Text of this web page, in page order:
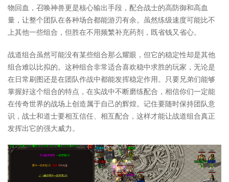
物回血，召唤神兽更是核心输出手段，配合战士的高防御和高血
量，让整个团队在各种场合都能游刃有余。虽然练级速度可能比不
上其他一些组合，但胜在不用频繁补充药剂，既省钱又省心。
战道组合虽然可能没有某些组合那么耀眼，但它的稳定性却是其他
组合难以比拟的。这种组合非常适合喜欢稳中求胜的玩家，无论是
在日常刷图还是在团队作战中都能发挥稳定作用。只要兄弟们能够
掌握好这个组合的特点，在实战中不断磨练配合，相信你们一定能
在传奇世界的战场上创造属于自己的辉煌。记住要随时保持团队意
识，战士和道士要相互信任、相互配合，这样才能让战道组合真正
发挥出它的强大威力。